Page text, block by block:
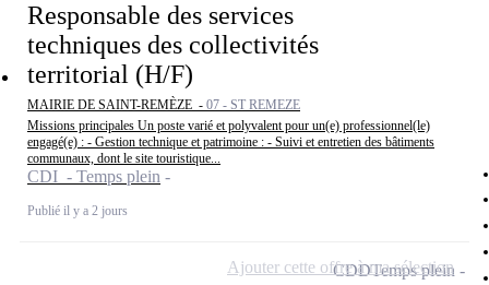
Responsable des services
techniques des collectivités
territorial (H/F)
MAIRIE DE SAINT-REMÈZE - 07 - ST REMEZE
Missions principales Un poste varié et polyvalent pour un(e) professionnel(le)
engagé(e) : - Gestion technique et patrimoine : - Suivi et entretien des bâtiments
communaux, dont le site touristique...
CDI - Temps plein
Publié il y a 2 jours
CDDTemps plein
Ajouter cette offre à ma sélection